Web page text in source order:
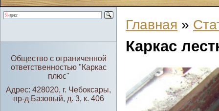
Общество с ограниченной
ответственностью "Каркас
плюс"
Адрес: 428020, г. Чебоксары,
пр-д Базовый, д. 3, к. 406
Главная »
Каркас